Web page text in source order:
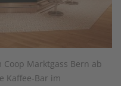
Marktgass Bern ab
Kaffee-Bar im